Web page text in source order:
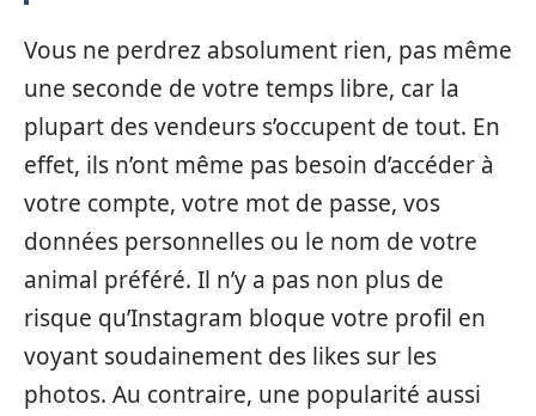
Vous ne perdrez absolument rien, pas même
une seconde de votre temps libre, car la
plupart des vendeurs s’occupent de tout. En
effet, ils n’ont même pas besoin d’accéder à
votre compte, votre mot de passe, vos
données personnelles ou le nom de votre
animal préféré. Il n’y a pas non plus de
risque qu’Instagram bloque votre profil en
voyant soudainement des likes sur les
photos. Au contraire, une popularité aussi